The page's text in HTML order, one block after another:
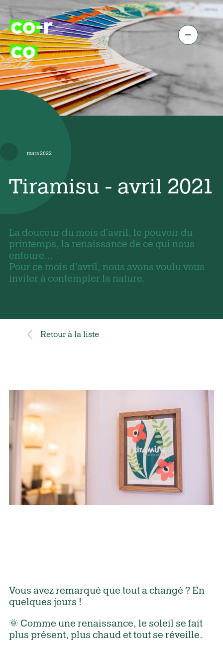
mars 2022
Tiramisu - avril 2021
La douceur du mois d'avril, le pouvoir du
printemps, la renaissance de ce qui nous
entoure...
Pour ce mois d'avril, nous avons voulu vous
inviter à contempler la nature.
Retour à la liste
Vous avez remarqué que tout a changé ? En
quelques jours !
🌞 Comme une renaissance, le soleil se fait
plus présent, plus chaud et tout se réveille.